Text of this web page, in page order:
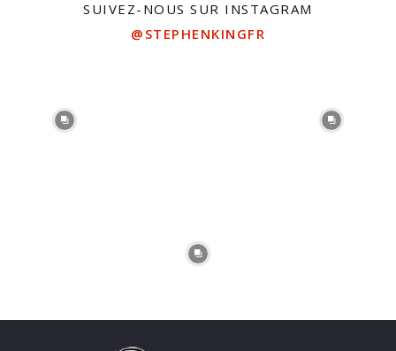
SUIVEZ-NOUS SUR INSTAGRAM
@STEPHENKINGFR